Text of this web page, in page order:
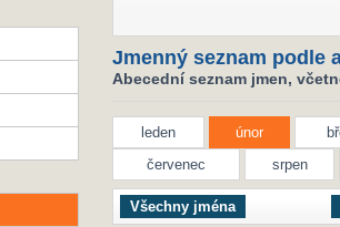
Jmenný seznam podle
Abecední seznam jmen,
leden únor
červenec
srpen
Všechny jména